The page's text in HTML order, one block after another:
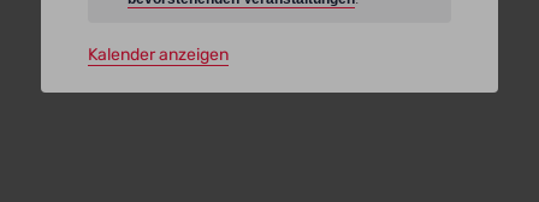
Kalender anzeigen